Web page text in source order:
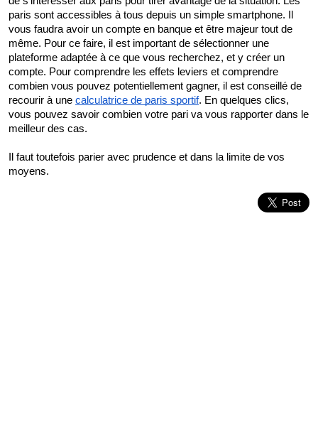
paris sont accessibles à tous depuis un simple smartphone. Il
vous faudra avoir un compte en banque et être majeur tout de
même. Pour ce faire, il est important de sélectionner une
plateforme adaptée à ce que vous recherchez, et y créer un
compte. Pour comprendre les effets leviers et comprendre
combien vous pouvez potentiellement gagner, il est conseillé de
recourir à une calculatrice de paris sportif. En quelques clics,
vous pouvez savoir combien votre pari va vous rapporter dans le
meilleur des cas.
Il faut toutefois parier avec prudence et dans la limite de vos
moyens.